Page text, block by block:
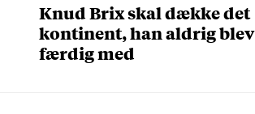
Knud Brix skal dække det
kontinent, han aldrig blev
færdig med